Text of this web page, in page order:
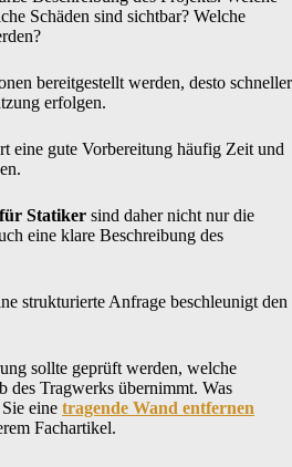
Schäden sind sichtbar? Welche
bereitgestellt werden, desto schneller
erfolgen.
eine gute Vorbereitung häufig Zeit und
Statiker sind daher nicht nur die
eine klare Beschreibung des
strukturierte Anfrage beschleunigt den
sollte geprüft werden, welche
des Tragwerks übernimmt. Was
eine tragende Wand entfernen
Fachartikel.